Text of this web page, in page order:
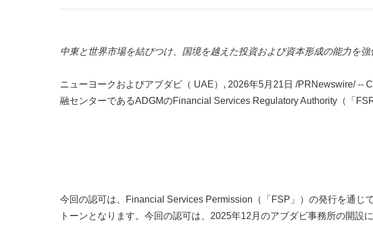
中東と世界市場を結びつけ、国境を越えた投資および資本形成の能力を強
ニューヨークおよびアブダビ（ UAE） , 2026年5月21日 /PRNewswire/ --
融センターであるADGMのFinancial Services Regulatory Authority（「
今回の認可は、Financial Services Permission（「FSP」）の発行を通じ
トーンとなります。今回の認可は、2025年12月のアブダビ事務所の開設